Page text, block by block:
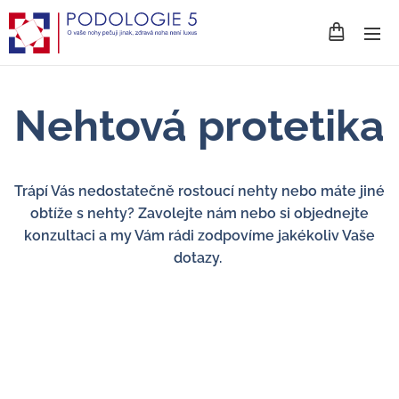
Nehtová protetika
Trápí Vás nedostatečně rostoucí nehty nebo máte jiné
obtíže s nehty? Zavolejte nám nebo si objednejte
konzultaci a my Vám rádi zodpovíme jakékoliv Vaše
dotazy.